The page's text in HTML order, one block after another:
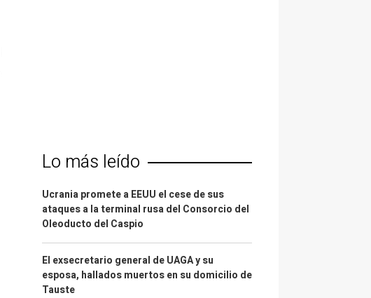
Lo más leído
Ucrania promete a EEUU el cese de sus
ataques a la terminal rusa del Consorcio del
Oleoducto del Caspio
El exsecretario general de UAGA y su
esposa, hallados muertos en su domicilio de
Tauste